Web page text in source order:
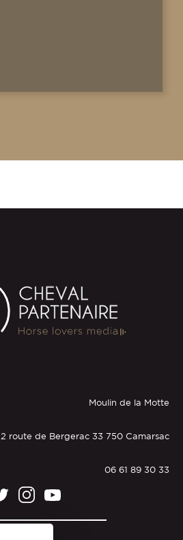
Moulin de la Motte
2 route de Bergerac 33 750 Camarsac
06 61 89 30 33